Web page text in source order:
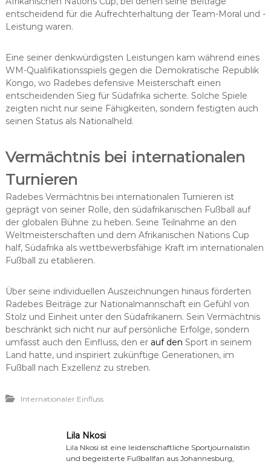
entscheidend für die Aufrechterhaltung der Team-Moral und -
Leistung waren.
Eine seiner denkwürdigsten Leistungen kam während eines
WM-Qualifikationsspiels gegen die Demokratische Republik
Kongo, wo Radebes defensive Meisterschaft einen
entscheidenden Sieg für Südafrika sicherte. Solche Spiele
zeigten nicht nur seine Fähigkeiten, sondern festigten auch
seinen Status als Nationalheld.
Vermächtnis bei internationalen
Turnieren
Radebes Vermächtnis bei internationalen Turnieren ist
geprägt von seiner Rolle, den südafrikanischen Fußball auf
der globalen Bühne zu heben. Seine Teilnahme an den
Weltmeisterschaften und dem Afrikanischen Nations Cup
half, Südafrika als wettbewerbsfähige Kraft im internationalen
Fußball zu etablieren.
Über seine individuellen Auszeichnungen hinaus förderten
Radebes Beiträge zur Nationalmannschaft ein Gefühl von
Stolz und Einheit unter den Südafrikanern. Sein Vermächtnis
beschränkt sich nicht nur auf persönliche Erfolge, sondern
umfasst auch den Einfluss, den er auf den Sport in seinem
Land hatte, und inspiriert zukünftige Generationen, im
Fußball nach Exzellenz zu streben.
Internationaler Einfluss
Lila Nkosi
Lila Nkosi ist eine leidenschaftliche Sportjournalistin
und begeisterte Fußballfan aus Johannesburg,